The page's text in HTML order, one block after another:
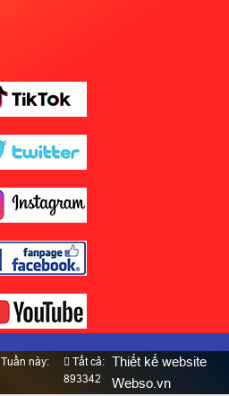
Tuần này:
Tất cả:
893342
Thiết kế website
Webso.vn